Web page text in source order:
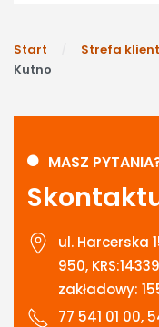
Start Strefa
Kutno
MASZ
ul. Harcerska
950,
zakładowy:
77 541 01 00,